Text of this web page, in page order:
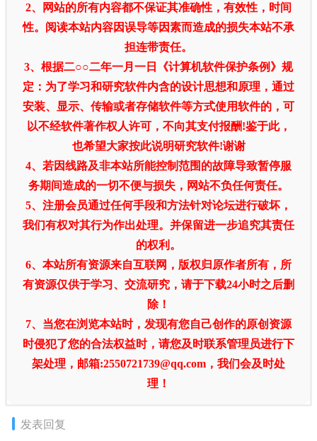
2、网站的所有内容都不保证其准确性，有效性，时间
性。阅读本站内容因误导等因素而造成的损失本站不承
担连带责任。
3、根据二○○二年一月一日《计算机软件保护条例》规
定：为了学习和研究软件内含的设计思想和原理，通过
安装、显示、传输或者存储软件等方式使用软件的，可
以不经软件著作权人许可，不向其支付报酬!鉴于此，
也希望大家按此说明研究软件!谢谢
4、若因线路及非本站所能控制范围的故障导致暂停服
务期间造成的一切不便与损失，网站不负任何责任。
5、注册会员通过任何手段和方法针对论坛进行破坏，
我们有权对其行为作出处理。并保留进一步追究其责任
的权利。
6、本站所有资源来自互联网，版权归原作者所有，所
有资源仅供于学习、交流研究，请于下载24小时之后删
除！
7、当您在浏览本站时，发现有您自己创作的原创资源
时侵犯了您的合法权益时，请您及时联系管理员进行下
架处理，邮箱:2550721739@qq.com，我们会及时处
理！
发表回复